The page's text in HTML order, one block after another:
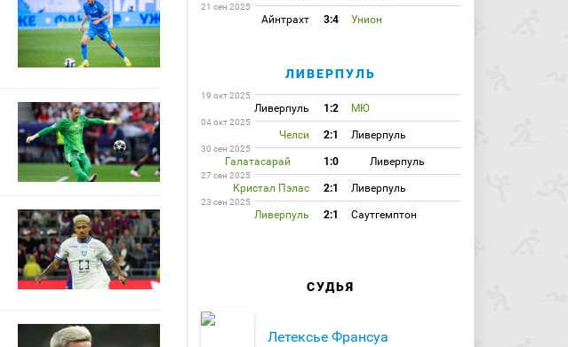
21 сен 2025
Айнтрахт 3:4 Унион
ЛИВЕРПУЛЬ
19 окт 2025
Ливерпуль 1:2 МЮ
04 окт 2025
Челси 2:1 Ливерпуль
30 сен 2025
Галатасарай 1:0 Ливерпуль
27 сен 2025
Кристал Пэлас 2:1 Ливерпуль
23 сен 2025
Ливерпуль 2:1 Саутгемптон
СУДЬЯ
Летексье Франсуа